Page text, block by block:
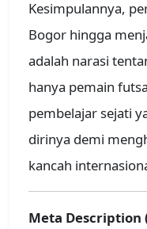
Kesimpulannya,
Bogor hingga
adalah narasi
hanya pemain
pembelajar sejati
dirinya demi
kancah
Meta Description